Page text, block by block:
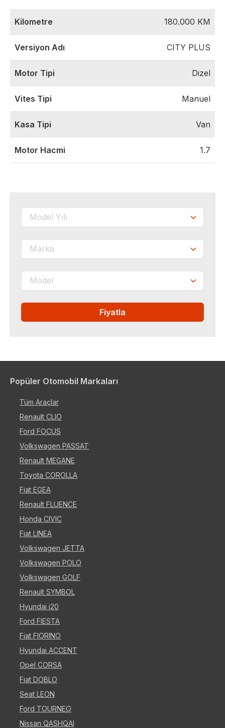
Kilometre 180.000 KM
Versiyon Adı CITY PLUS
Motor Tipi Dizel
Vites Tipi Manuel
Kasa Tipi Van
Motor Hacmi 1.7
Fiyatla
Popüler Otomobil Markaları
Tüm Araçlar
Renault CLIO
Ford FOCUS
Volkswagen PASSAT
Renault MEGANE
Toyota COROLLA
Fiat EGEA
Renault FLUENCE
Honda CIVIC
Fiat LINEA
Volkswagen JETTA
Volkswagen POLO
Volkswagen GOLF
Renault SYMBOL
Hyundai i20
Ford FIESTA
Fiat FIORINO
Hyundai ACCENT
Opel CORSA
Fiat DOBLO
Seat LEON
Ford TOURNEO
Nissan QASHQAI